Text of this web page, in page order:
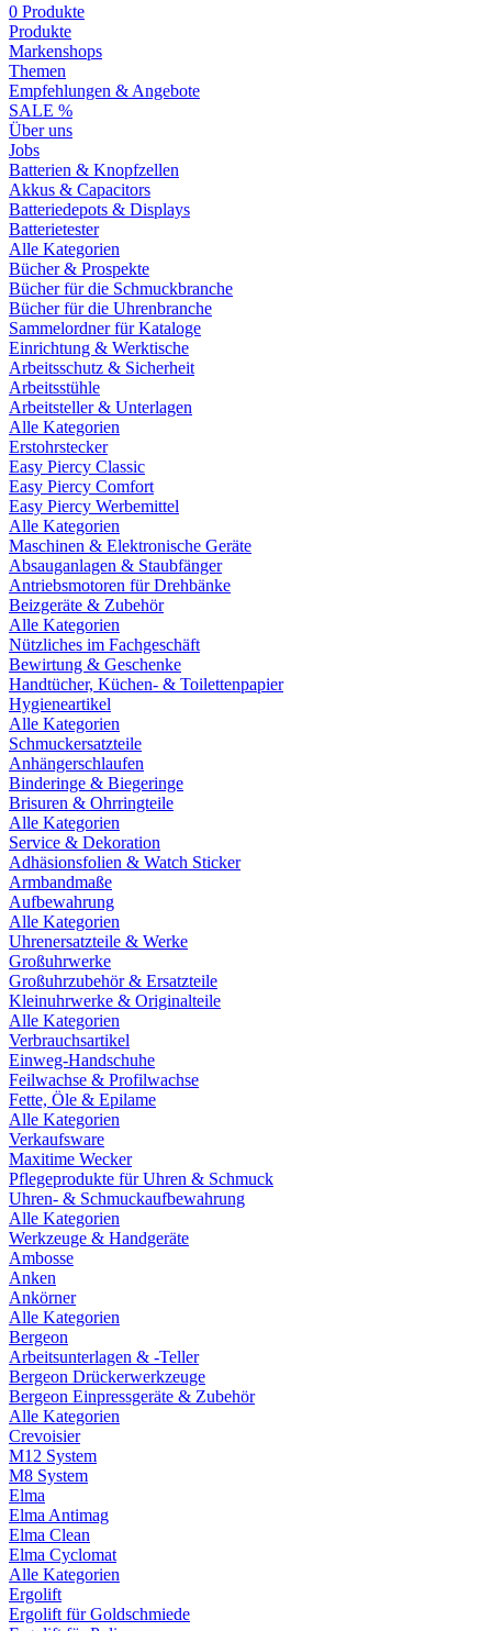
0 Produkte
Produkte
Markenshops
Themen
Empfehlungen & Angebote
SALE %
Über uns
Jobs
Batterien & Knopfzellen
Akkus & Capacitors
Batteriedepots & Displays
Batterietester
Alle Kategorien
Bücher & Prospekte
Bücher für die Schmuckbranche
Bücher für die Uhrenbranche
Sammelordner für Kataloge
Einrichtung & Werktische
Arbeitsschutz & Sicherheit
Arbeitsstühle
Arbeitsteller & Unterlagen
Alle Kategorien
Erstohrstecker
Easy Piercy Classic
Easy Piercy Comfort
Easy Piercy Werbemittel
Alle Kategorien
Maschinen & Elektronische Geräte
Absauganlagen & Staubfänger
Antriebsmotoren für Drehbänke
Beizgeräte & Zubehör
Alle Kategorien
Nützliches im Fachgeschäft
Bewirtung & Geschenke
Handtücher, Küchen- & Toilettenpapier
Hygieneartikel
Alle Kategorien
Schmuckersatzteile
Anhängerschlaufen
Binderinge & Biegeringe
Brisuren & Ohrringteile
Alle Kategorien
Service & Dekoration
Adhäsionsfolien & Watch Sticker
Armbandmaße
Aufbewahrung
Alle Kategorien
Uhrenersatzteile & Werke
Großuhrwerke
Großuhrzubehör & Ersatzteile
Kleinuhrwerke & Originalteile
Alle Kategorien
Verbrauchsartikel
Einweg-Handschuhe
Feilwachse & Profilwachse
Fette, Öle & Epilame
Alle Kategorien
Verkaufsware
Maxitime Wecker
Pflegeprodukte für Uhren & Schmuck
Uhren- & Schmuckaufbewahrung
Alle Kategorien
Werkzeuge & Handgeräte
Ambosse
Anken
Ankörner
Alle Kategorien
Bergeon
Arbeitsunterlagen & -Teller
Bergeon Drückerwerkzeuge
Bergeon Einpressgeräte & Zubehör
Alle Kategorien
Crevoisier
M12 System
M8 System
Elma
Elma Antimag
Elma Clean
Elma Cyclomat
Alle Kategorien
Ergolift
Ergolift für Goldschmiede